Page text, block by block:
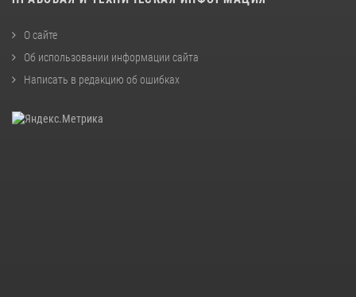
О сайте
Об использовании информации сайта
Написать в редакцию об ошибках